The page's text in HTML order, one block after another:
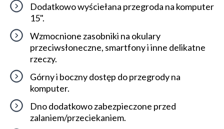
Dodatkowo wyściełana przegroda na komputer
15".
Wzmocnione zasobniki na okulary
przeciwsłoneczne, smartfony i inne delikatne
rzeczy.
Górny i boczny dostęp do przegrody na
komputer.
Dno dodatkowo zabezpieczone przed
zalaniem/przeciekaniem.